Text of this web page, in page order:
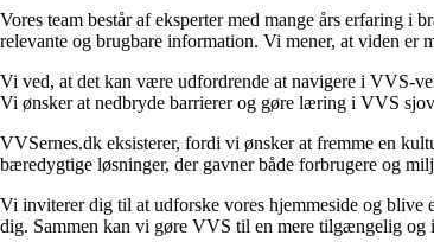
Vores team består af eksperter med mange års erfaring i
relevante og brugbare information. Vi mener, at viden er
Vi ved, at det kan være udfordrende at navigere i VVS-
Vi ønsker at nedbryde barrierer og gøre læring i VVS
VVSernes.dk eksisterer, fordi vi ønsker at fremme en
bæredygtige løsninger, der gavner både forbrugere og
Vi inviterer dig til at udforske vores hjemmeside og blive
dig. Sammen kan vi gøre VVS til en mere tilgængelig og